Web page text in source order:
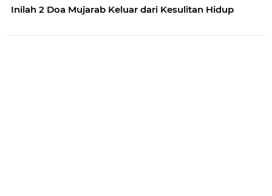
Inilah 2 Doa Mujarab Keluar dari Kesulitan Hidup